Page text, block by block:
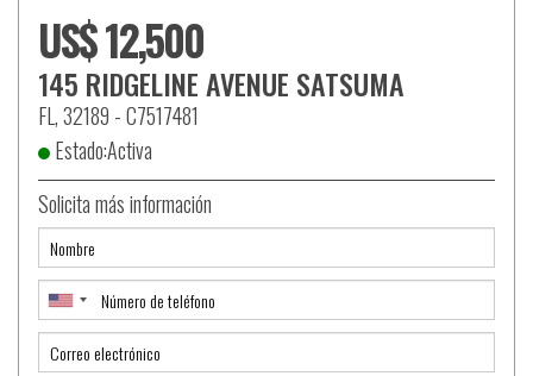
US$ 12,500
145 RIDGELINE AVENUE SATSUMA
FL, 32189 - C7517481
Estado:Activa
Solicita más información